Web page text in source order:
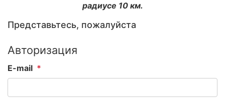
радиусе 10 км.
Представьтесь, пожалуйста
Авторизация
E-mail